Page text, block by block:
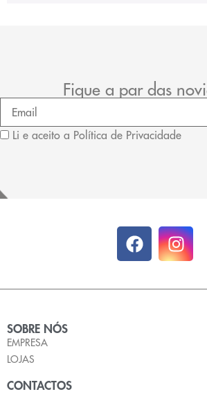
Fique a par das
Li e aceito a Política de Privacidade
SOBRE NÓS
EMPRESA
LOJAS
CONTACTOS